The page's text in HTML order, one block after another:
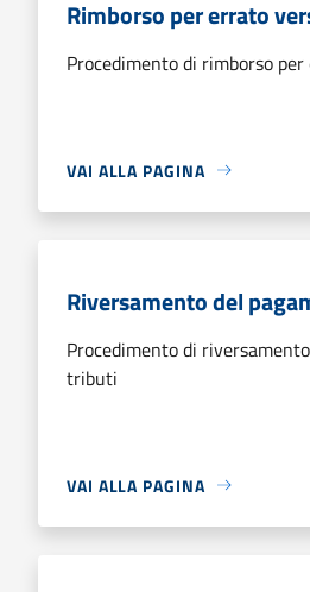
Rimborso per errato
Procedimento di rimborso
VAI ALLA PAGINA
Riversamento del
Procedimento di
tributi
VAI ALLA PAGINA